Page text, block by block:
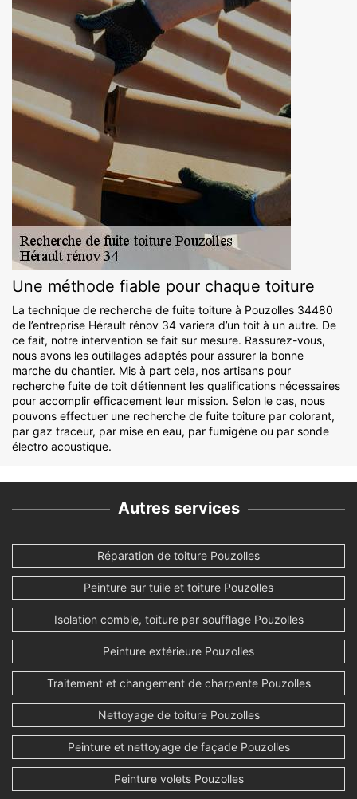
Une méthode fiable pour chaque toiture
La technique de recherche de fuite toiture à Pouzolles 34480
de l’entreprise Hérault rénov 34 variera d’un toit à un autre. De
ce fait, notre intervention se fait sur mesure. Rassurez-vous,
nous avons les outillages adaptés pour assurer la bonne
marche du chantier. Mis à part cela, nos artisans pour
recherche fuite de toit détiennent les qualifications nécessaires
pour accomplir efficacement leur mission. Selon le cas, nous
pouvons effectuer une recherche de fuite toiture par colorant,
par gaz traceur, par mise en eau, par fumigène ou par sonde
électro acoustique.
Autres services
Réparation de toiture Pouzolles
Peinture sur tuile et toiture Pouzolles
Isolation comble, toiture par soufflage Pouzolles
Peinture extérieure Pouzolles
Traitement et changement de charpente Pouzolles
Nettoyage de toiture Pouzolles
Peinture et nettoyage de façade Pouzolles
Peinture volets Pouzolles